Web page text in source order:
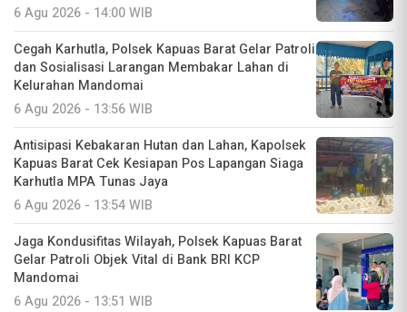
6 Agu 2026 - 14:00 WIB
Cegah Karhutla, Polsek Kapuas Barat Gelar Patroli
dan Sosialisasi Larangan Membakar Lahan di
Kelurahan Mandomai
6 Agu 2026 - 13:56 WIB
Antisipasi Kebakaran Hutan dan Lahan, Kapolsek
Kapuas Barat Cek Kesiapan Pos Lapangan Siaga
Karhutla MPA Tunas Jaya
6 Agu 2026 - 13:54 WIB
Jaga Kondusifitas Wilayah, Polsek Kapuas Barat
Gelar Patroli Objek Vital di Bank BRI KCP
Mandomai
6 Agu 2026 - 13:51 WIB